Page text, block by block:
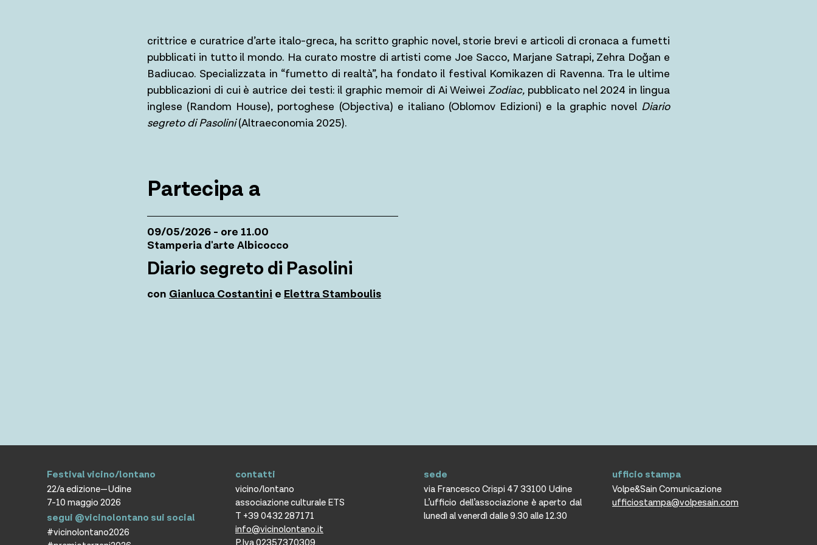
crittrice e curatrice d’arte italo-greca, ha scritto graphic novel, storie brevi e articoli di cronaca a fumetti
pubblicati in tutto il mondo. Ha curato mostre di artisti come Joe Sacco, Marjane Satrapi, Zehra Doğan e
Badiucao. Specializzata in “fumetto di realtà”, ha fondato il festival Komikazen di Ravenna. Tra le ultime
pubblicazioni di cui è autrice dei testi: il graphic memoir di Ai WeiweiZodiac, pubblicato nel 2024 in lingua
inglese (Random House), portoghese (Objectiva) e italiano (Oblomov Edizioni) e la graphic novel Diario
segreto di Pasolini(Altraeconomia 2025).
Partecipa a
09/05/2026 - ore 11.00
Stamperia d'arte Albicocco
Diario segreto di Pasolini
con Gianluca Costantini e Elettra Stamboulis
Festival vicino/lontano
22/a edizione—Udine
7-10 maggio 2026
segui @vicinolontano sui social
#vicinolontano2026
contatti
vicino/lontano
associazione culturale ETS
T +39 0432 287171
info@vicinolontano.it
sede
via Francesco Crispi 47 33100 Udine
L’ufficio dell’associazione è aperto dal
lunedì al venerdì dalle 9.30 alle 12.30
ufficio stampa
Volpe&Sain Comunicazione
ufficiostampa@volpesain.com